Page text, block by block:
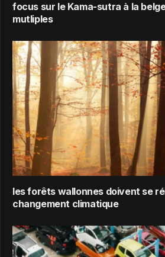
focus sur le Kama-sutra à la
mutliples
les forêts wallonnes doivent se
changement climatique